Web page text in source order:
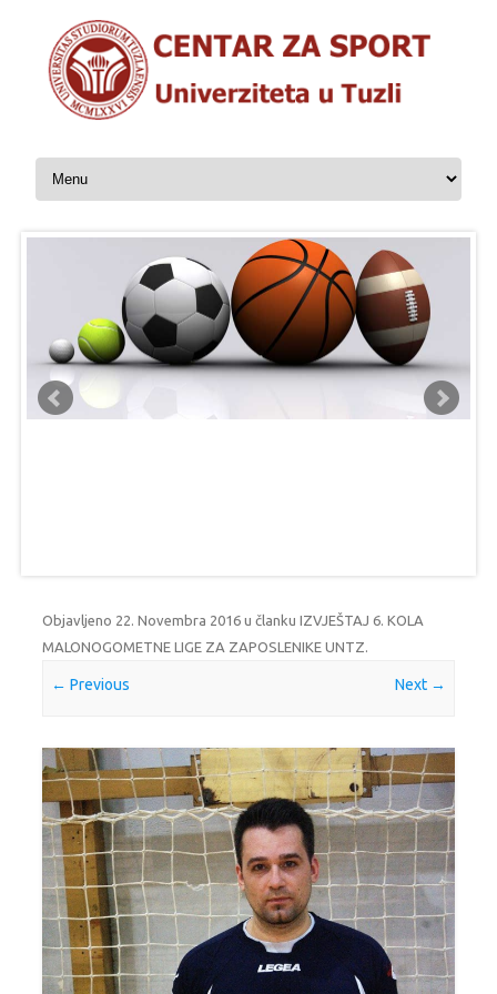
Skip to content
Objavljeno 22. Novembra 2016 u članku IZVJEŠTAJ 6. KOLA
MALONOGOMETNE LIGE ZA ZAPOSLENIKE UNTZ
← Previous Next →